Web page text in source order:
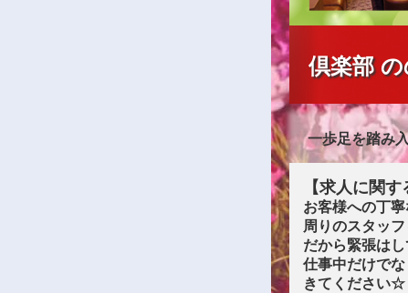
倶楽部
一歩足を踏み
【求人に関す
お客様への丁
周りのスタッ
だから緊張は
仕事中だけで
きてください☆